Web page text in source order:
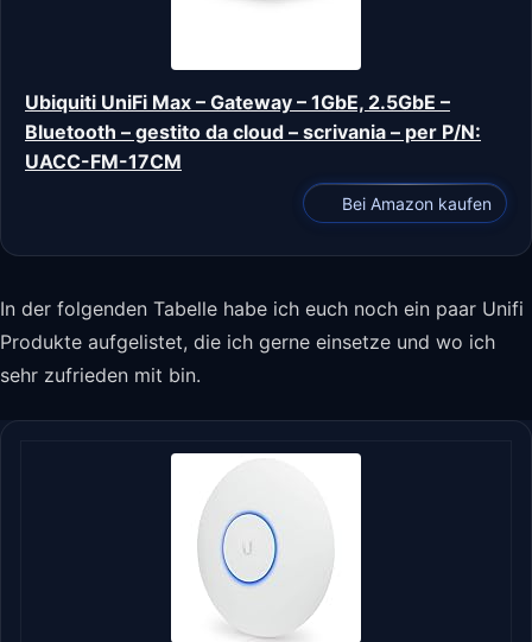
Ubiquiti UniFi Max – Gateway – 1GbE, 2.5GbE –
Bluetooth – gestito da cloud – scrivania – per P/N:
UACC-FM-17CM
Bei Amazon kaufen
In der folgenden Tabelle habe ich euch noch ein paar Unifi
Produkte aufgelistet, die ich gerne einsetze und wo ich
sehr zufrieden mit bin.